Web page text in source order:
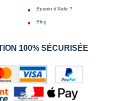
Besoin d'Aide ?
Blog
100% SÉCURISÉE